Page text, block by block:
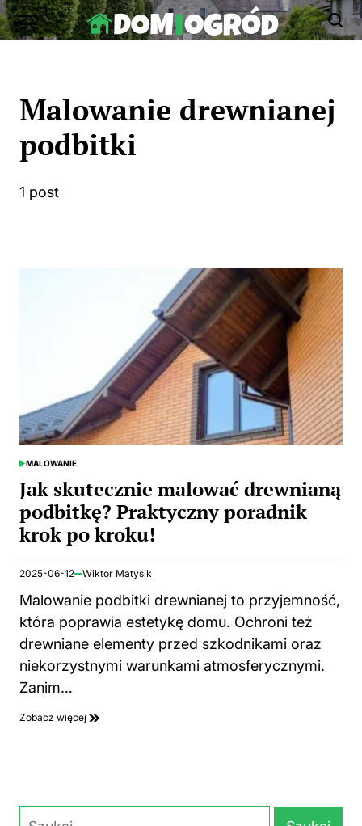
Skip
to
Malowanie drewnianej
podbitki
1 post
POSTED
MALOWANIE
Jak skutecznie malować drewnianą
podbitkę? Praktyczny poradnik
krok po kroku!
2025-06-12 Wiktor Matysik
Malowanie podbitki drewnianej to przyjemność,
która poprawia estetykę domu. Ochroni też
drewniane elementy przed szkodnikami oraz
niekorzystnymi warunkami atmosferycznymi.
Zanim…
Zobacz więcej
Szukaj: